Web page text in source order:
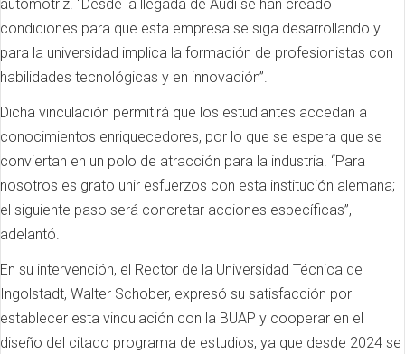
automotriz. “Desde la llegada de Audi se han creado
condiciones para que esta empresa se siga desarrollando y
para la universidad implica la formación de profesionistas con
habilidades tecnológicas y en innovación”.
Dicha vinculación permitirá que los estudiantes accedan a
conocimientos enriquecedores, por lo que se espera que se
conviertan en un polo de atracción para la industria. “Para
nosotros es grato unir esfuerzos con esta institución alemana;
el siguiente paso será concretar acciones específicas”,
adelantó.
En su intervención, el Rector de la Universidad Técnica de
Ingolstadt, Walter Schober, expresó su satisfacción por
establecer esta vinculación con la BUAP y cooperar en el
diseño del citado programa de estudios, ya que desde 2024 se